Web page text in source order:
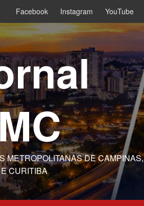
Facebook Instagram YouTube
METROPOLITANAS DE CAMPINAS,
CURITIBA